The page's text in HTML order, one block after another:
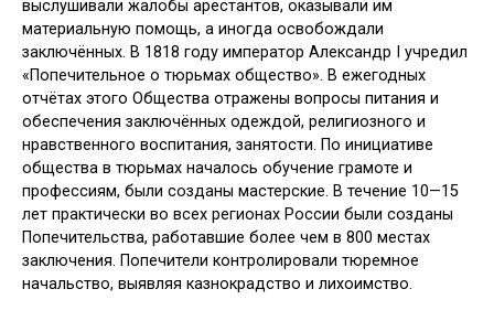
выслушивали жалобы арестантов, оказывали им
материальную помощь, а иногда освобождали
заключённых. В 1818 году император Александр I учредил
«Попечительное о тюрьмах общество». В ежегодных
отчётах этого Общества отражены вопросы питания и
обеспечения заключённых одеждой, религиозного и
нравственного воспитания, занятости. По инициативе
общества в тюрьмах началось обучение грамоте и
профессиям, были созданы мастерские. В течение 10—15
лет практически во всех регионах России были созданы
Попечительства, работавшие более чем в 800 местах
заключения. Попечители контролировали тюремное
начальство, выявляя казнокрадство и лихоимство.